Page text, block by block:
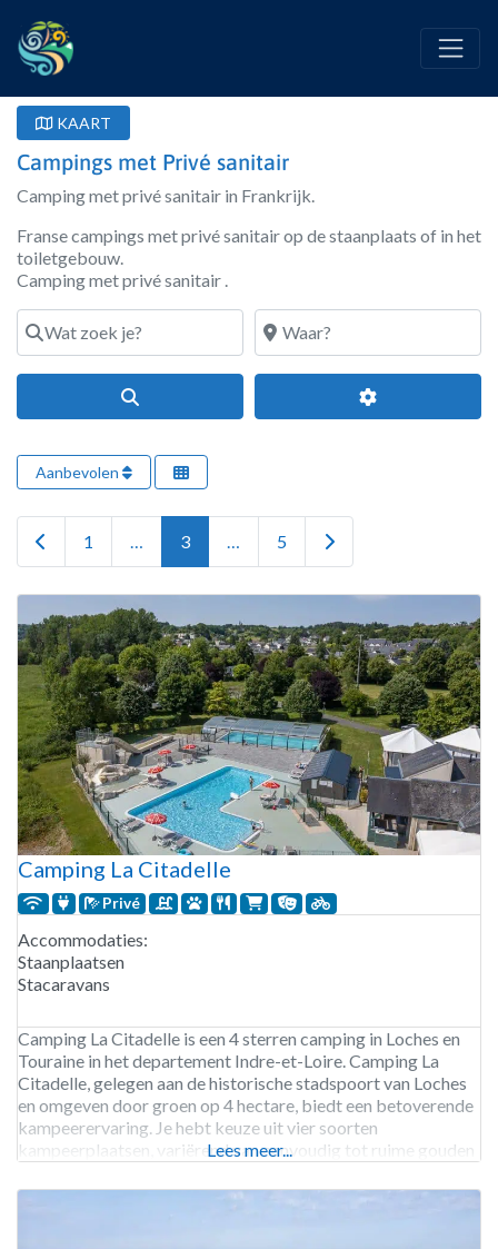
KAART
Campings met Privé sanitair
Camping met privé sanitair in Frankrijk.
Franse campings met privé sanitair op de staanplaats of in het
toiletgebouw.
Camping met privé sanitair .
Wat zoek je?
Waar?
Geavanceerde
Aanbevolen
Newer posts
1 … 3 … 5 Older posts
Camping La Citadelle
Privé
Accommodaties:
Staanplaatsen
Stacaravans
Camping La Citadelle is een 4 sterren camping in Loches en
Touraine in het departement Indre-et-Loire. Camping La
Citadelle, gelegen aan de historische stadspoort van Loches
en omgeven door groen op 4 hectare, biedt een betoverende
kampeerervaring. Je hebt keuze uit vier soorten
kampeerplaatsen, variërend van eenvoudig tot ruime gouden
huuraccommodaties zijn ook beschikbaar. Het
Lees meer...